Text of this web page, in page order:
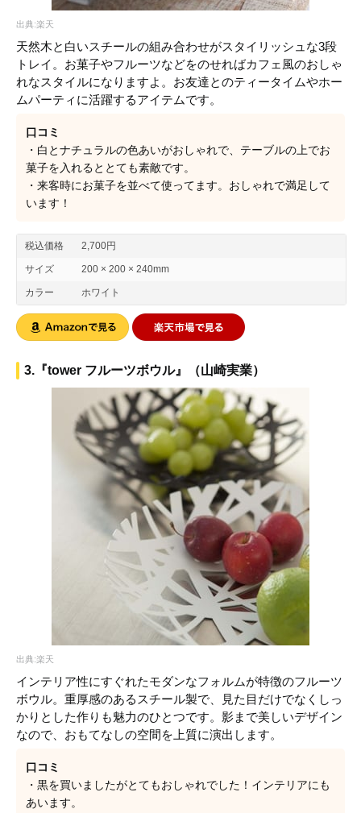
出典:楽天
天然木と白いスチールの組み合わせがスタイリッシュな3段
トレイ。お菓子やフルーツなどをのせればカフェ風のおしゃ
れなスタイルになりますよ。お友達とのティータイムやホー
ムパーティに活躍するアイテムです。
口コミ
・白とナチュラルの色あいがおしゃれで、テーブルの上でお
菓子を入れるととても素敵です。
・来客時にお菓子を並べて使ってます。おしゃれで満足して
います！
税込価格 2,700円
サイズ 200 × 200 × 240mm
カラー ホワイト
3.『tower フルーツボウル』（山崎実業）
出典:楽天
インテリア性にすぐれたモダンなフォルムが特徴のフルーツ
ボウル。重厚感のあるスチール製で、見た目だけでなくしっ
かりとした作りも魅力のひとつです。影まで美しいデザイン
なので、おもてなしの空間を上質に演出します。
口コミ
・黒を買いましたがとてもおしゃれでした！インテリアにも
あいます。